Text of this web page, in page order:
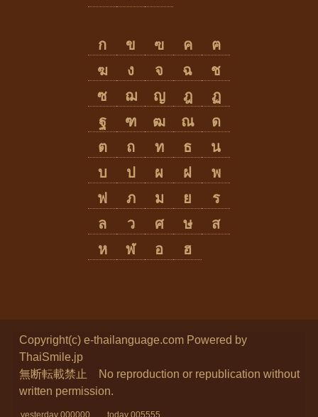
ก ข ฃ ค
ฅ
ฆ
ง จ ฉ
ช
ซ
ฌ ญ ฎ
ฏ
ฐ
ฑ ฒ ณ
ด
ต
ถ ท ธ
น
บ
ป ผ ฝ
พ
ฟ
ภ ม ย
ร
ล
ว ศ ษ
ส
ห
ฬ อ ฮ
Copyright(c) e-thailanguage.com Powered by
ThaiSmile.jp
無断転載禁止 No reproduction or republication without
written permission.
yesterday 000000 today 005555